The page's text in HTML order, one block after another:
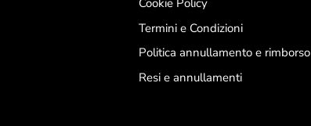
Cookie Policy
Termini e Condizioni
Politica annullamento e rimborso
Resi e annullamenti